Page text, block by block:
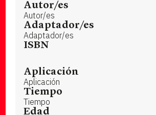
Autor/es
Autor/es
Adaptador/es
Adaptador/es
ISBN
Aplicación
Aplicación
Tiempo
Tiempo
Edad